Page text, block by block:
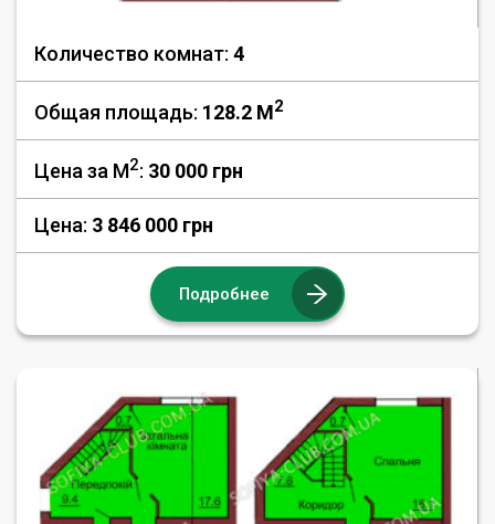
Количество комнат: 4
Общая площадь: 128.2 M2
Цена за М2: 30 000 грн
Цена: 3 846 000 грн
Подробнее